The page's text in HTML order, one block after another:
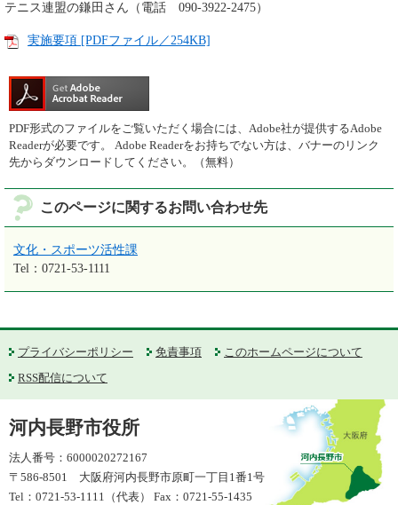
テニス連盟の鎌田さん（電話 090-3922-2475）
実施要項 [PDFファイル／254KB]
PDF形式のファイルをご覧いただく場合には、Adobe社が提供するAdobe
Readerが必要です。
Adobe Readerをお持ちでない方は、バナーのリンク
先からダウンロードしてください。（無料）
このページに関するお問い合わせ先
文化・スポーツ活性課
Tel：0721-53-1111
プライバシーポリシー 免責事項
このホームページについて
RSS配信について
河内長野市役所
法人番号：6000020272167
〒586-8501 大阪府河内長野市原町一丁目1番1号
Tel：0721-53-1111（代表） Fax：0721-55-1435